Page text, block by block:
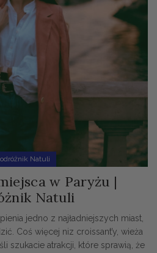
Natuli
w Paryżu |
Natuli
jedno z najładniejszych miast,
Coś więcej niz croissant’y, wieża
szukacie atrakcji, które sprawią, że